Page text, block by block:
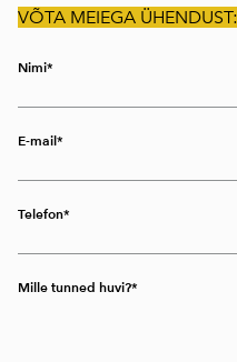
VÕTA MEIEGA ÜHENDUST:
Nimi
E-mail
Telefon
Mille tunned huvi?